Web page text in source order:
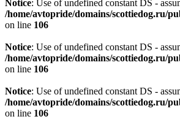
Notice: Use of undefined constant DS -
/home/avtopride/domains/scottiedog.ru/
on line 106
Notice: Use of undefined constant DS -
/home/avtopride/domains/scottiedog.ru/
on line 106
Notice: Use of undefined constant DS -
/home/avtopride/domains/scottiedog.ru/
on line 106